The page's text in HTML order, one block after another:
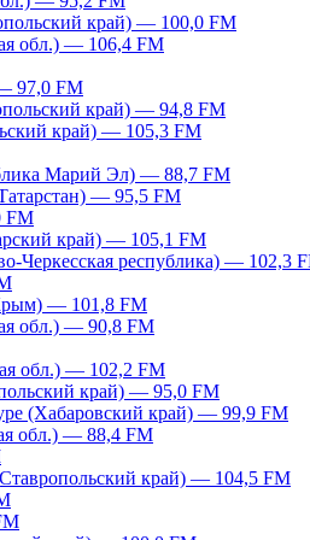
край) — 100,0 FM
обл.) — 106,4 FM
97,0 FM
край) — 94,8 FM
край) — 105,3 FM
Марий Эл) — 88,7 FM
— 95,5 FM
FM
край) — 105,1 FM
Черкесская республика) — 102,3
— 101,8 FM
обл.) — 90,8 FM
обл.) — 102,2 FM
край) — 95,0 FM
(Хабаровский край) — 99,9 FM
обл.) — 88,4 FM
край) — 104,5 FM